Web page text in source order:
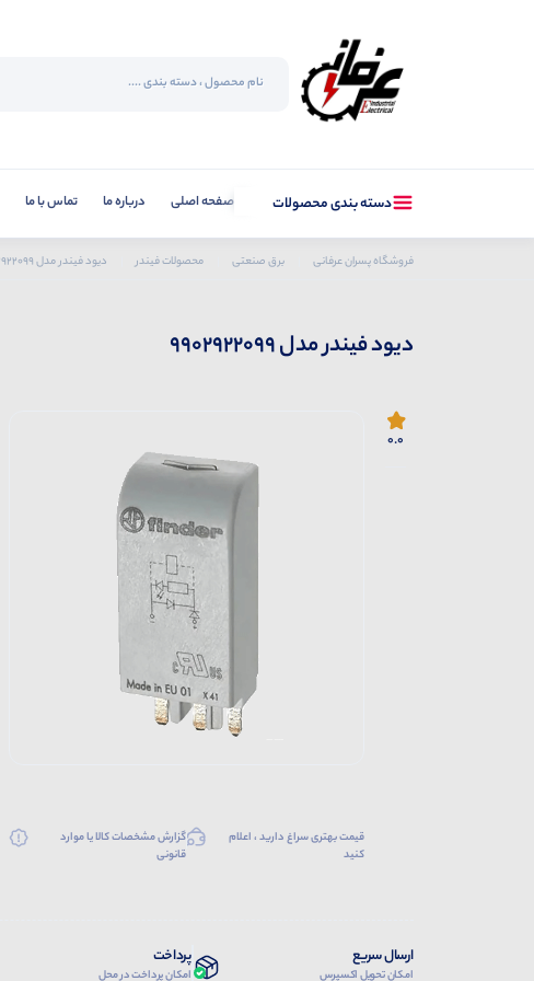
دسته بندی محصولات صفحه اصلی درباره ما تماس با ما
فروشگاه پسران عرفانی برق صنعتی محصولات فیندر دیود فیندر مدل 9902922099
دیود فیندر مدل 9902922099
0.0
قیمت بهتری سراغ دارید ، اعلام
کنید
گزارش مشخصات کالا یا موارد
قانونی
ارسال سریع
امکان تحویل اکسپرس
پرداخت
امکان پرداخت در محل